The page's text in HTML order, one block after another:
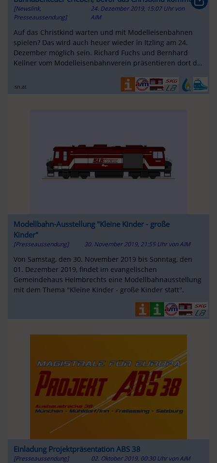
[Newslink,
Presseaussendung]
24. Dezember 2019, 15:07 Uhr von
AIM
Auf das Christkind warten und mit Modelleisenbahnen
spielen? Das wird auch heuer wieder in Itzling am 24.
Dezember möglich sein. Richard Fuchs und Bernhard
Kellner vom Modelleisenbahnverein präsentieren dort die
sn.at
Modellbahn-Ausstellung "Kleine Kinder - große
Kinder"
[Presseaussendung] 30. November 2019, 21:55 Uhr vonAIM
Von Samstag, den 30. November 2019 bis Sonntag, den
01. Dezember 2019, findet im evangelischen
Gemeindehaus Helmbrechts eine Modellbahnausstellung
mit dem Thema "Kleine Kinder - große Kinder statt".
Einladung Projektpräsentation ABS 38
[Presseaussendung] 02. Oktober 2019, 00:30 Uhr vonAIM